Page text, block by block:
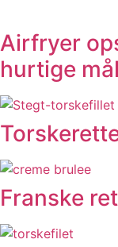
Airfryer
hurtige
Franske